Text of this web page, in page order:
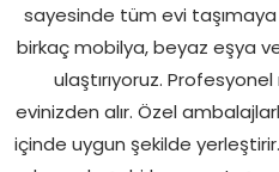
sayesinde tüm evi taşımaya
birkaç mobilya, beyaz eşya
ulaştırıyoruz. Profesyonel
evinizden alır. Özel
içinde uygun şekilde